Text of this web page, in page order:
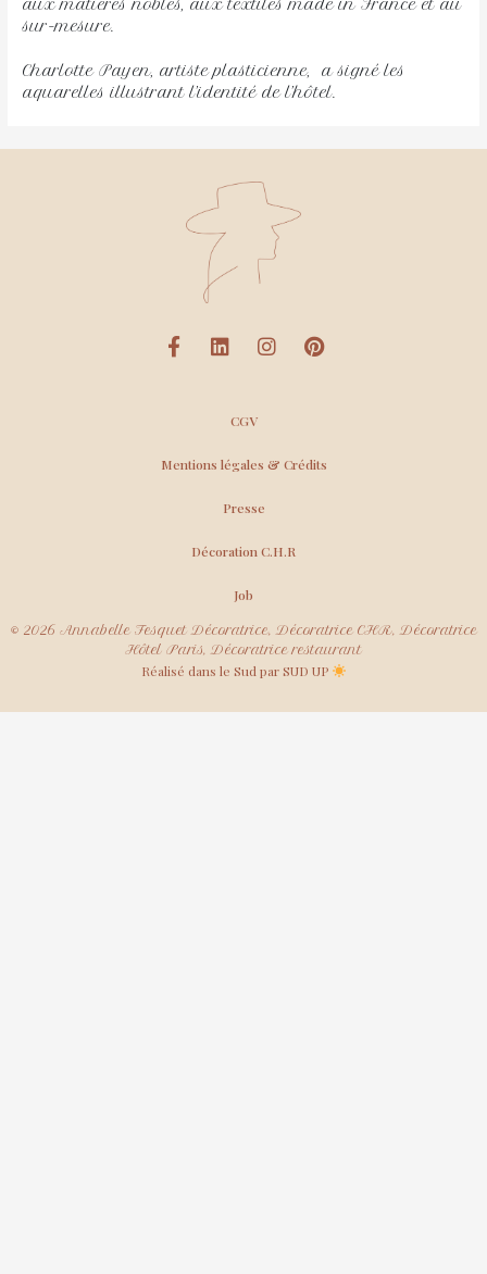
aux matières nobles, aux textiles made in France et au
sur-mesure.
Charlotte Payen, artiste plasticienne, a signé les
aquarelles illustrant l’identité de l’hôtel.
CGV
Mentions légales & Crédits
Presse
Décoration C.H.R
Job
© 2026 Annabelle Fesquet Décoratrice, Décoratrice CHR, Décoratrice
Hôtel Paris, Décoratrice restaurant
Réalisé dans le Sud par SUD UP